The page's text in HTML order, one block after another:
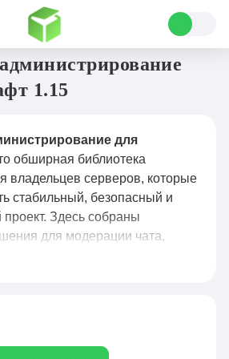
Плагины Администрирование
1.15
для
обширная библиотека
владельцев серверов, которые
стабильный, безопасный и
Здесь собраны
для модерации чата,
плагинов для античита,
плагин сопровождается